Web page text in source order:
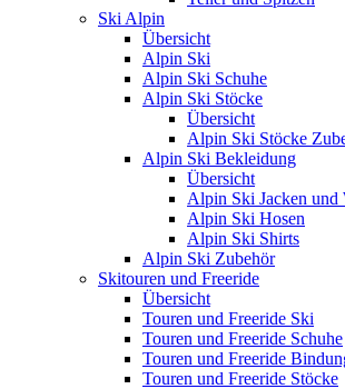
Ski Alpin
Übersicht
Alpin Ski
Alpin Ski Schuhe
Alpin Ski Stöcke
Übersicht
Alpin Ski Stöcke
Alpin Ski Bekleidung
Übersicht
Alpin Ski Jacken und
Alpin Ski Hosen
Alpin Ski Shirts
Alpin Ski Zubehör
Skitouren und Freeride
Übersicht
Touren und Freeride Ski
Touren und Freeride Schuhe
Touren und Freeride
Touren und Freeride Stöcke